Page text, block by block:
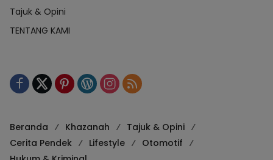
Tajuk & Opini
TENTANG KAMI
Beranda Khazanah
Tajuk & Opini
Cerita Pendek
Lifestyle
Otomotif